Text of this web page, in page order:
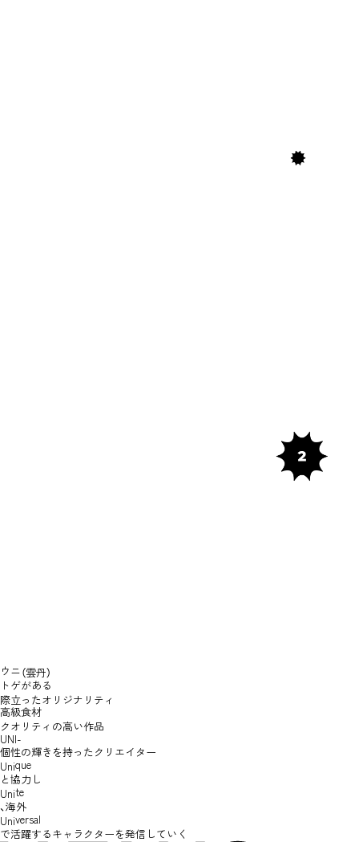
ウニ（雲丹）
トゲがある
際立ったオリジナリティ​
高級食材
クオリティの高い作品
UNI-
個性の輝きを持ったクリエイター
Unique
と協力し
Unite
、海外
Universal
で活躍するキャラクターを発信していく